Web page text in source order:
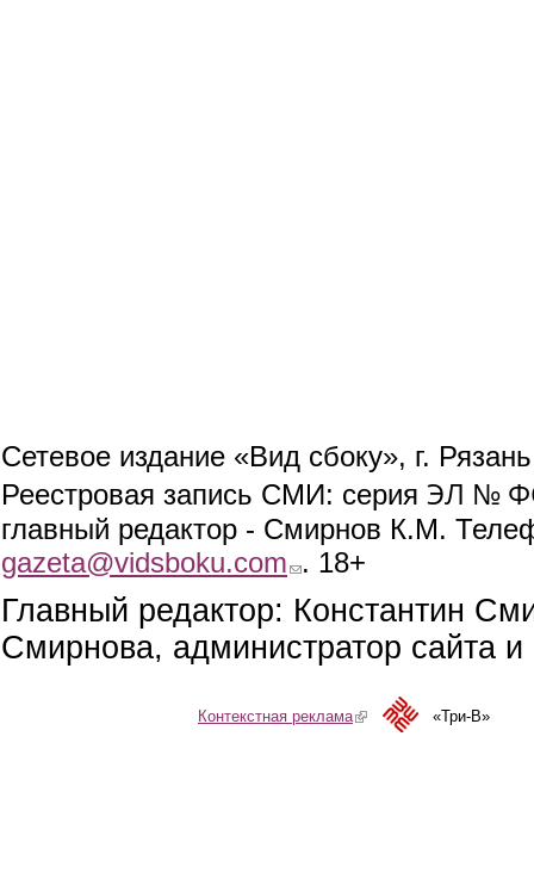
Сетевое издание «Вид сбоку», г.
Реестровая запись СМИ: серия ЭЛ №
главный редактор - Смирнов К.М.
gazeta@vidsboku.com (link sends e-mail)
. 18+
Главный редактор: Константин
Смирнова, администратор сайта
Контекстная реклама(link is external)«Три-В»